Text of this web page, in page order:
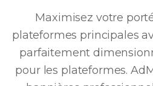
Maximisez votre
plateformes principales
parfaitement
pour les plateformes.